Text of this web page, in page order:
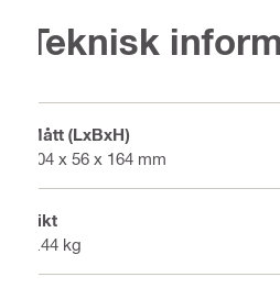
Teknisk
Mått (LxBxH)
404 x 56 x 164 mm
Vikt
2.44 kg